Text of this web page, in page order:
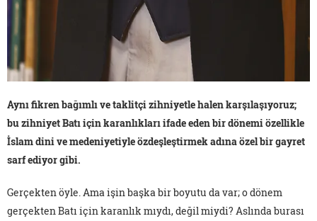
Aynı fikren bağımlı ve taklitçi zihniyetle halen karşılaşıyoruz;
bu zihniyet Batı için karanlıkları ifade eden bir dönemi özellikle
İslam dini ve medeniyetiyle özdeşleştirmek adına özel bir gayret
sarf ediyor gibi.
Gerçekten öyle. Ama işin başka bir boyutu da var; o dönem
gerçekten Batı için karanlık mıydı, değil miydi? Aslında burası